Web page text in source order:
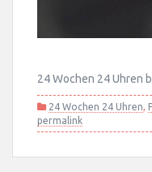
24 Wochen 24 Uhren
24 Wochen 24 Uhren
permalink